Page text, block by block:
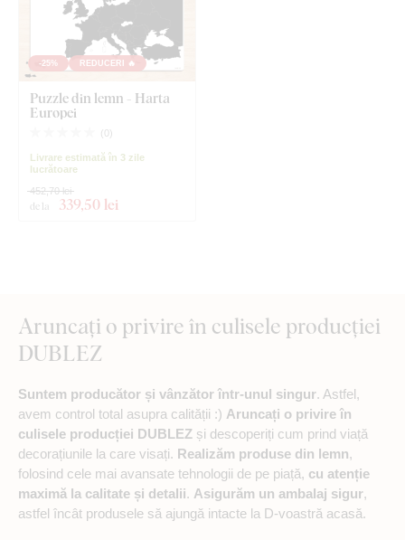
-25% REDUCERI 🔥
Puzzle din lemn - Harta
Europei
( 0)
Livrare estimată în 3 zile
lucrătoare
de la 339,50 lei
452,70 lei
Aruncați o privire în culisele producției
DUBLEZ
Suntem producător și vânzător într-unul singur. Astfel,
avem control total asupra calității :) Aruncați o privire în
culisele producției DUBLEZ și descoperiți cum prind viață
decorațiunile la care visați. Realizăm produse din lemn,
folosind cele mai avansate tehnologii de pe piață, cu atenție
maximă la calitate și detalii. Asigurăm un ambalaj sigur,
astfel încât produsele să ajungă intacte la D-voastră acasă.